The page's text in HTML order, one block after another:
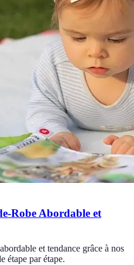
Robe Abordable et
et tendance grâce à nos
étape par étape.